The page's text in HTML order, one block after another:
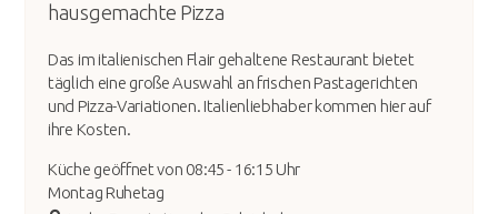
hausgemachte Pizza
Das im italienischen Flair gehaltene Restaurant bietet
täglich eine große Auswahl an frischen Pastagerichten
und Pizza-Variationen. Italienliebhaber kommen hier auf
ihre Kosten.
Küche geöffnet von 08:45 - 16:15 Uhr
Montag Ruhetag